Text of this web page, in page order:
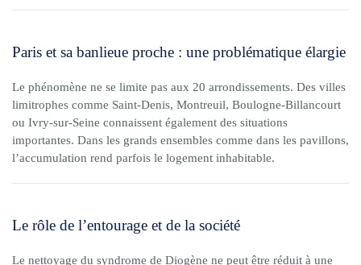
Paris et sa banlieue proche : une problématique élargie
Le phénomène ne se limite pas aux 20 arrondissements. Des villes
limitrophes comme Saint-Denis, Montreuil, Boulogne-Billancourt
ou Ivry-sur-Seine connaissent également des situations
importantes. Dans les grands ensembles comme dans les pavillons,
l’accumulation rend parfois le logement inhabitable.
Le rôle de l’entourage et de la société
Le nettoyage du syndrome de Diogène ne peut être réduit à une